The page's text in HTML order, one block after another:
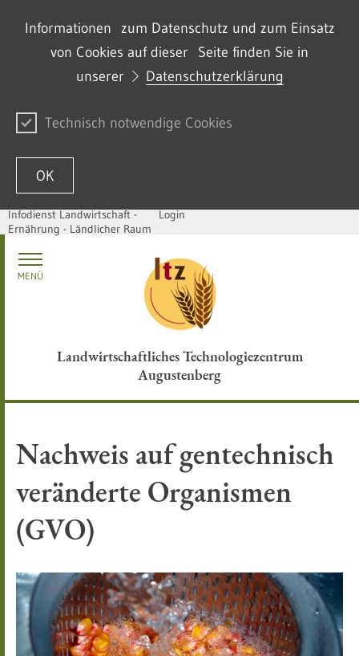
Informationen zum Datenschutz und zum Einsatz
von Cookies auf dieser Seite finden Sie in
unserer
Datenschutzerklärung
Technisch notwendige Cookies
OK
Zum Inhalt springen
Infodienst Landwirtschaft -
Ernährung - Ländlicher Raum
Login
Landwirtschaftliches Technologiezentrum
Augustenberg
MENÜ
Nachweis auf gentechnisch
veränderte Organismen
(GVO)